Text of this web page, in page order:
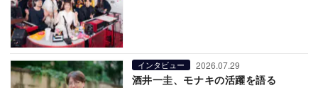
インタビュー 2026.07.29
酒井一圭、モナキの活躍を語る